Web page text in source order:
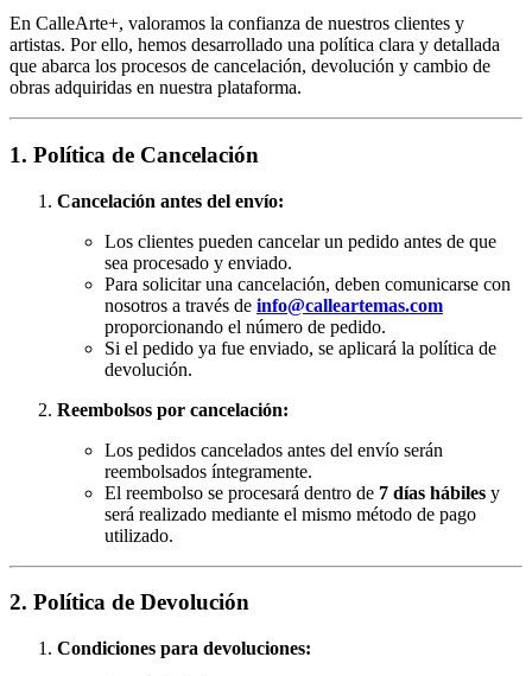
En CalleArte+, valoramos la confianza de nuestros clientes y
artistas. Por ello, hemos desarrollado una política clara y detallada
que abarca los procesos de cancelación, devolución y cambio de
obras adquiridas en nuestra plataforma.
1. Política de Cancelación
Cancelación antes del envío:
Los clientes pueden cancelar un pedido antes de que
sea procesado y enviado.
Para solicitar una cancelación, deben comunicarse con
nosotros a través de info@calleartemas.com
proporcionando el número de pedido.
Si el pedido ya fue enviado, se aplicará la política de
devolución.
Reembolsos por cancelación:
Los pedidos cancelados antes del envío serán
reembolsados íntegramente.
El reembolso se procesará dentro de 7 días hábiles y
será realizado mediante el mismo método de pago
utilizado.
2. Política de Devolución
Condiciones para devoluciones: